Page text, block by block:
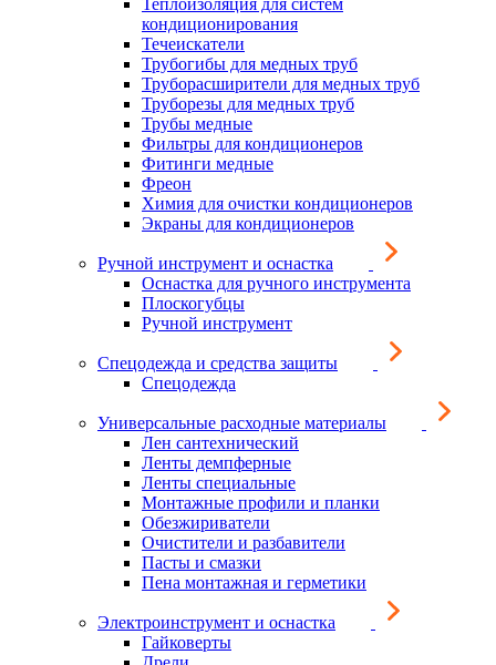
Теплоизоляция для систем
кондиционирования
Течеискатели
Трубогибы для медных труб
Труборасширители для медных труб
Труборезы для медных труб
Трубы медные
Фильтры для кондиционеров
Фитинги медные
Фреон
Химия для очистки кондиционеров
Экраны для кондиционеров
Ручной инструмент и оснастка
Оснастка для ручного инструмента
Плоскогубцы
Ручной инструмент
Спецодежда и средства защиты
Спецодежда
Универсальные расходные материалы
Лен сантехнический
Ленты демпферные
Ленты специальные
Монтажные профили и планки
Обезжириватели
Очистители и разбавители
Пасты и смазки
Пена монтажная и герметики
Электроинструмент и оснастка
Гайковерты